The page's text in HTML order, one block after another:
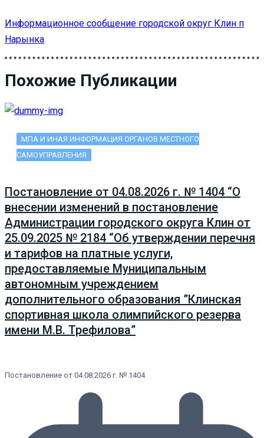
Информационное сообщение городской округ Клин п
Нарынка
Похожие Публикации
МПА И ИНАЯ ИНФОРМАЦИЯ ОРГАНОВ МЕСТНОГО
САМОУПРАВЛЕНИЯ
Постановление от 04.08.2026 г. № 1404 “О
внесении изменений в постановление
Администрации городского округа Клин от
25.09.2025 № 2184 “Об утверждении перечня
и тарифов на платные услуги,
предоставляемые Муниципальным
автономным учреждением
дополнительного образования ”Клинская
спортивная школа олимпийского резерва
имени М.В. Трефилова”
Постановление от 04.08.2026 г. № 1404